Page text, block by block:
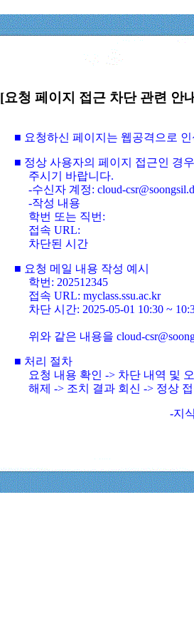
[요청 페이지 접근 차단 관련 안
■ 요청하신 페이지는 웹공격으로
■ 정상 사용자의 페이지 접근인 경
주시기 바랍니다.
-수신자 계정: cloud-
-작성 내용
학번 또는 직번:
접속 URL:
차단된 시간
■ 요청 메일 내용 작성 예시
학번: 202512345
접속 URL: myclass.ssu.ac.kr
차단 시간: 2025-05-01 10:30 ~
위와 같은 내용을 cloud-
■ 처리 절차
요청 내용 확인 -> 차단 내역 및
해제 -> 조치 결과 회신 -> 정상
-지